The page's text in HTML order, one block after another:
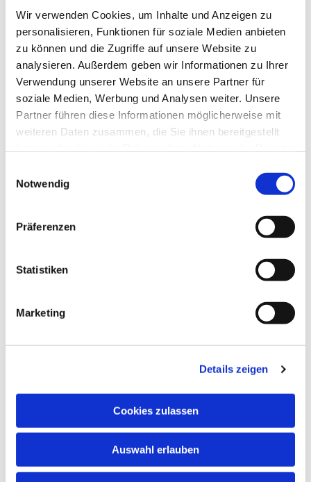
Wir verwenden Cookies, um Inhalte und Anzeigen zu
personalisieren, Funktionen für soziale Medien anbieten
zu können und die Zugriffe auf unsere Website zu
analysieren. Außerdem geben wir Informationen zu Ihrer
Verwendung unserer Website an unsere Partner für
soziale Medien, Werbung und Analysen weiter. Unsere
Partner führen diese Informationen möglicherweise mit
weiteren Daten zusammen, die Sie ihnen bereitgestellt
Notwendig
Präferenzen
Statistiken
Marketing
Details zeigen
Cookies zulassen
Auswahl erlauben